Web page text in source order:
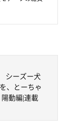
シーズー犬
、とーちゃ
動編|連載